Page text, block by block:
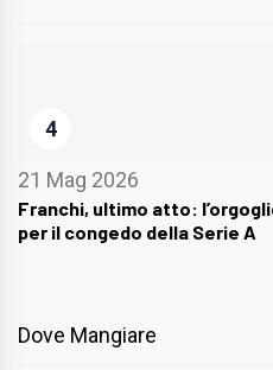
4
21 Mag 2026
Franchi, ultimo atto:
per il congedo della Serie A
Dove Mangiare